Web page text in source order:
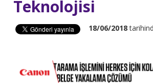
Teknolojisi
18/06/2018